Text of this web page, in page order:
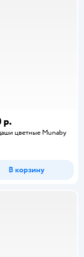
р.
цветные Munaby
В корзину